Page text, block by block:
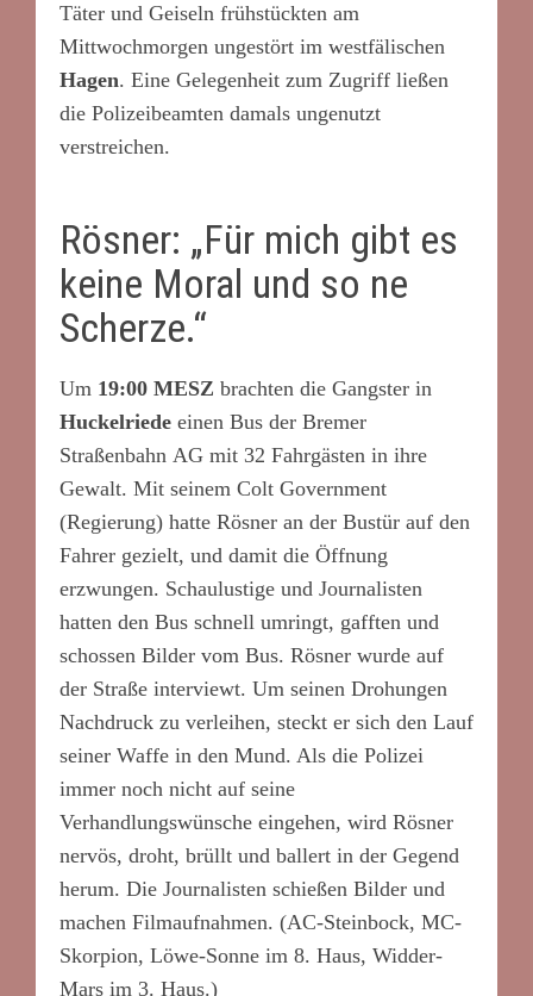
Täter und Geiseln frühstückten am
Mittwochmorgen ungestört im westfälischen
Hagen. Eine Gelegenheit zum Zugriff ließen
die Polizeibeamten damals ungenutzt
verstreichen.
Rösner: „Für mich gibt es
keine Moral und so ne
Scherze.“
Um 19:00 MESZ brachten die Gangster in
Huckelriede einen Bus der Bremer
Straßenbahn AG mit 32 Fahrgästen in ihre
Gewalt. Mit seinem Colt Government
(Regierung) hatte Rösner an der Bustür auf den
Fahrer gezielt, und damit die Öffnung
erzwungen. Schaulustige und Journalisten
hatten den Bus schnell umringt, gafften und
schossen Bilder vom Bus. Rösner wurde auf
der Straße interviewt. Um seinen Drohungen
Nachdruck zu verleihen, steckt er sich den Lauf
seiner Waffe in den Mund. Als die Polizei
immer noch nicht auf seine
Verhandlungswünsche eingehen, wird Rösner
nervös, droht, brüllt und ballert in der Gegend
herum. Die Journalisten schießen Bilder und
machen Filmaufnahmen. (AC-Steinbock, MC-
Skorpion, Löwe-Sonne im 8. Haus, Widder-
Mars im 3. Haus.)